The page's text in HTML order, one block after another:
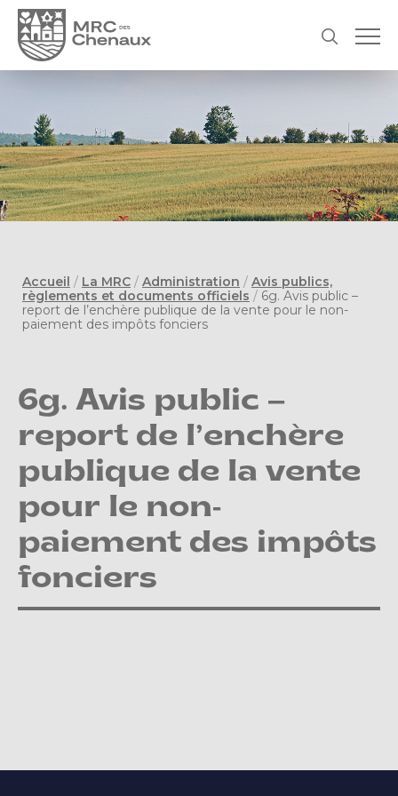
Accueil / La MRC / Administration / Avis publics,
règlements et documents officiels / 6g. Avis public –
report de l’enchère publique de la vente pour le non-
paiement des impôts fonciers
6g. Avis public –
report de l’enchère
publique de la vente
pour le non-
paiement des impôts
fonciers